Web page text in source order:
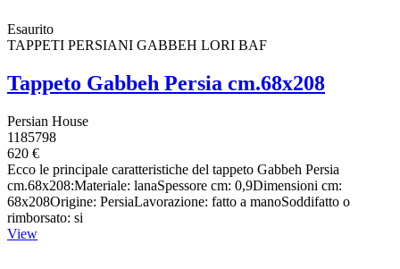
Esaurito
TAPPETI PERSIANI GABBEH LORI BAF
Tappeto Gabbeh Persia cm.68x208
Persian House
1185798
620 €
Ecco le principale caratteristiche del tappeto Gabbeh Persia
cm.68x208:Materiale: lanaSpessore cm: 0,9Dimensioni cm:
68x208Origine: PersiaLavorazione: fatto a manoSoddifatto o
rimborsato: si
View